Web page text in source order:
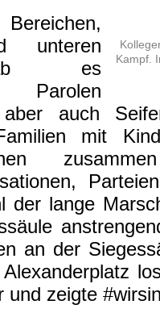
Kampf.
unteren
es
Parolen
auch
mit
innen
der lange
an der
und zeigte